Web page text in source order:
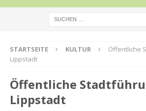
STARTSEITE KULTUR
Öffentliche
Lippstadt
Öffentliche
Lippstadt